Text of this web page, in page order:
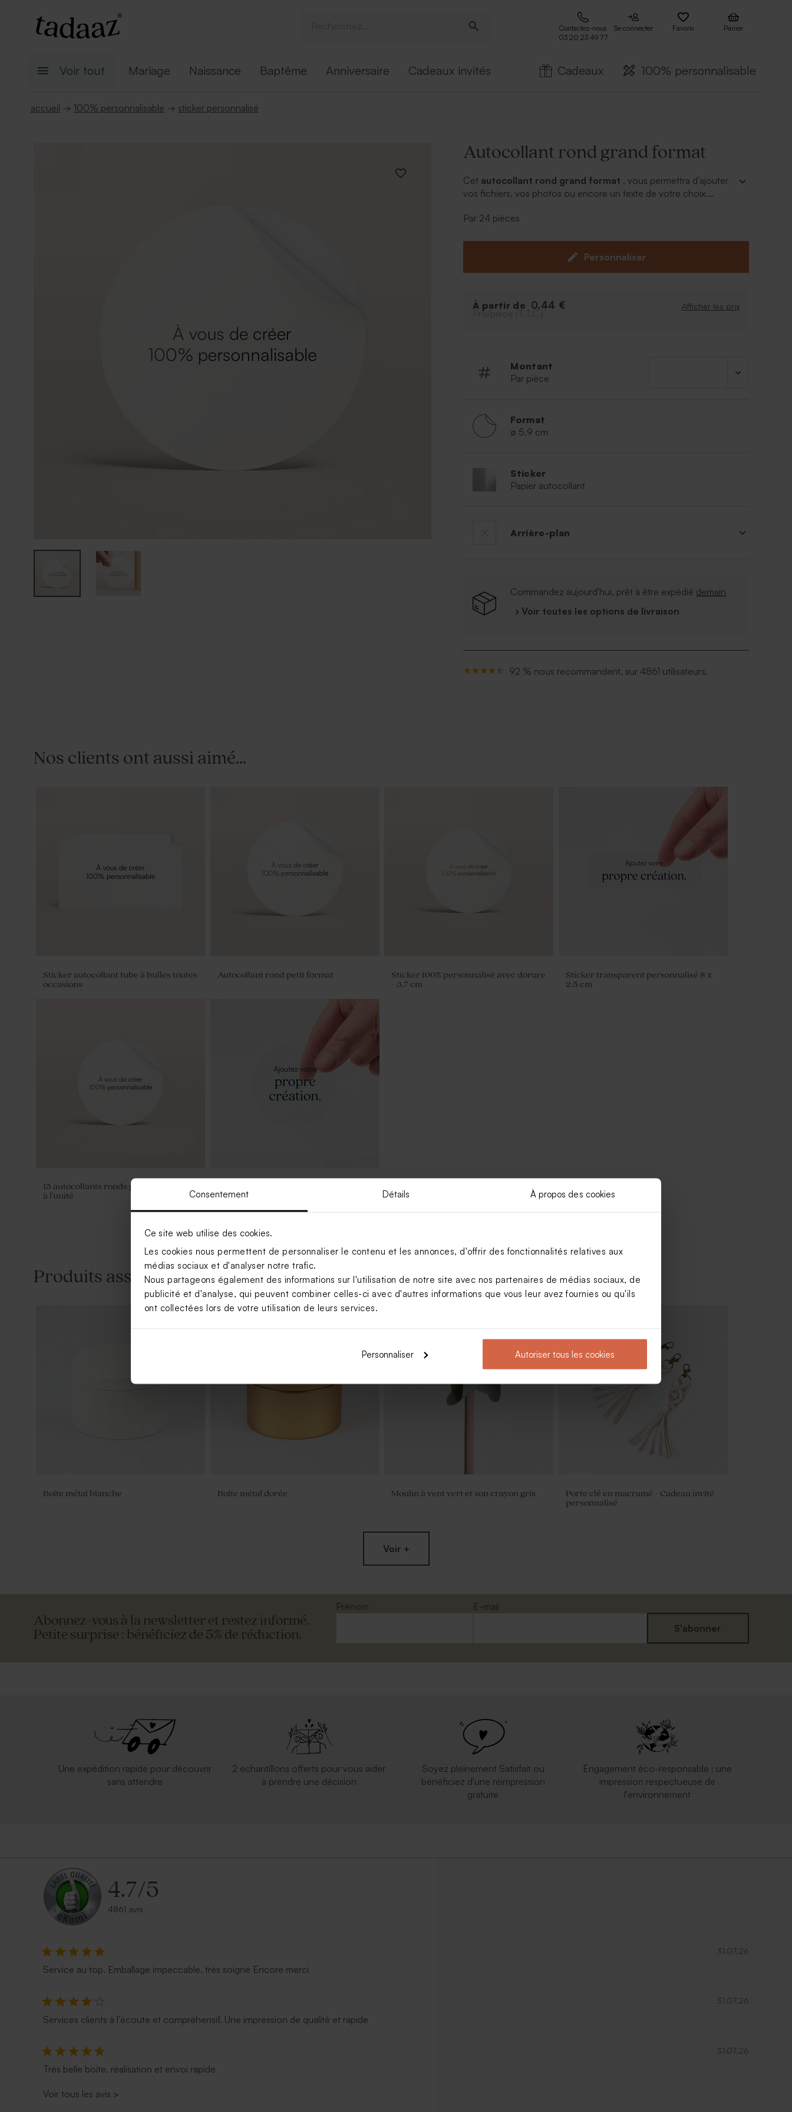
Consentement Détails À propos des cookies
Ce site web utilise des cookies.
Les cookies nous permettent de personnaliser le contenu et les annonces, d'offrir des fonctionnalités relatives aux
médias sociaux et d'analyser notre trafic.
Nous partageons également des informations sur l'utilisation de notre site avec nos partenaires de médias sociaux, de
publicité et d'analyse, qui peuvent combiner celles-ci avec d'autres informations que vous leur avez fournies ou qu'ils
ont collectées lors de votre utilisation de leurs services.
Personnaliser Autoriser tous les cookies
Contactez-nous
03 20 23 49 77
Se connecter Favoris Panier
Voir tout Mariage Naissance Baptême Anniversaire Cadeaux invités Cadeaux 100% personnalisable
accueil → 100% personnalisable → sticker personnalisé
Autocollant rond grand format
Cet autocollant rond grand format , vous permettra d’ajouter
vos fichiers, vos photos ou encore un texte de votre choix.
décorez vos boîtes à dragées… On vous garantit que vos
Par 24 pièces
Personnaliser
À partir de 0,44 € Afficher les prix
Prix/pièce (T.T.C.)
Montant
Par pièce
Format
ø 5,9 cm
Sticker
Papier autocollant
Arrière-plan
Commandez aujourd'hui, prêt à être expédié demain
› Voir toutes les options de livraison
92 % nous recommandent, sur 4861 utilisateurs.
Nos clients ont aussi aimé...
Sticker autocollant tube à bulles toutes
occasions
Autocollant rond petit format
Sticker 100% personnalisé avec dorure
- 3,7 cm
Sticker transparent personnalisé 8 x
2.5 cm
15 autocollants ronds personnalisables
à l'unité
cm
Produits associés
Boîte métal blanche Boîte métal dorée Moulin à vent vert et son crayon gris
Porte clé en macramé - Cadeau invité
personnalisé
Etiquette plexi ronde - Cadeau invité Diffuseur de parfum en verre Bougie en verre et liège Contenant en verre givré - 50 ml
Boîte métal argentée
Voir +
Abonnez-vous à la newsletter et restez informé.
Petite surprise : bénéficiez de 5% de réduction.
Prénom
E-mail
S'abonner
Une expédition rapide pour découvrir
sans attendre
2 échantillons offerts pour vous aider
à prendre une décision
Soyez pleinement Satisfait ou
bénéficiez d'une réimpression
gratuite
Engagement éco-responsable : une
impression respectueuse de
l'environnement
4.7/5
4861 avis
31.07.26
Service au top. Emballage impeccable, très soigné Encore merci
31.07.26
Services clients à l’écoute et compréhensif. Une impression de qualité et rapide
31.07.26
Très belle boite, réalisation et envoi rapide
Voir tous les avis >